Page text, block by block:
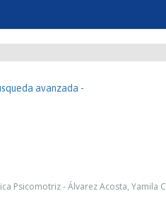
avanzada -
Psicomotriz - Álvarez Acosta, Yamila